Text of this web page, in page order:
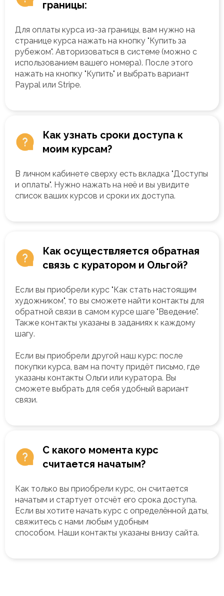
границы:
Для оплаты курса из-за границы, вам нужно на
странице курса нажать на кнопку "Купить за
рубежом". Авторизоваться в системе (можно с
использованием вашего номера). После этого
нажать на кнопку "Купить" и выбрать вариант
Paypal или Stripe.
Как узнать сроки доступа к
моим курсам?
В личном кабинете сверху есть вкладка "Доступы
и оплаты". Нужно нажать на неё и вы увидите
список ваших курсов и сроки их доступа.
Как осуществляется обратная
связь с куратором и Ольгой?
Если вы приобрели курс "Как стать настоящим
художником", то вы сможете найти контакты для
обратной связи в самом курсе шаге "Введение".
Также контакты указаны в заданиях к каждому
шагу.
Если вы приобрели другой наш курс: после
покупки курса, вам на почту придёт письмо, где
указаны контакты Ольги или куратора. Вы
сможете выбрать для себя удобный вариант
связи.
С какого момента курс
считается начатым?
Как только вы приобрели курс, он считается
начатым и стартует отсчёт его срока доступа.
Если вы хотите начать курс с определённой даты,
свяжитесь с нами любым удобным
способом. Наши контакты указаны внизу сайта.